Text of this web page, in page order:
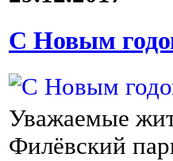
C Новым
Уважаемые
Филёвский